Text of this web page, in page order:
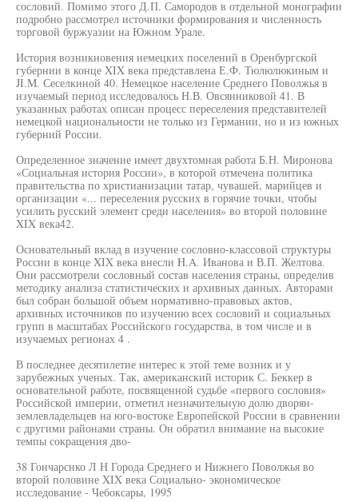
сословий. Помимо этого Д.П. Самородов в отдельной монографии
подробно рассмотрел источники формирования и численность
торговой буржуазии на Южном Урале.
История возникновения немецких поселений в Оренбургской
губернии в конце XIX века представлена Е.Ф. Тюлюлюкиным и
JI.M. Сеселкиной 40. Немецкое население Среднего Поволжья в
изучаемый период исследовалось Н.В. Овсянниковой 41. В
указанных работах описан процесс переселения представителей
немецкой национальности не только из Германии, но и из южных
губерний России.
Определенное значение имеет двухтомная работа Б.Н. Миронова
«Социальная история России», в которой отмечена политика
правительства по христианизации татар, чувашей, марийцев и
организации «... переселения русских в горячие точки, чтобы
усилить русский элемент среди населения» во второй половине
XIX века42.
Основательный вклад в изучение сословно-классовой структуры
России в конце XIX века внесли H.A. Иванова и В.П. Желтова.
Они рассмотрели сословный состав населения страны, определив
методику анализа статистических и архивных данных. Авторами
был собран большой объем нормативно-правовых актов,
архивных источников по изучению всех сословий и социальных
групп в масштабах Российского государства, в том числе и в
изучаемых регионах 4 .
В последнее десятилетие интерес к этой теме возник и у
зарубежных ученых. Так, американский историк С. Беккер в
основательной работе, посвященной судьбе «первого сословия»
Российской империи, отметил незначительную долю дворян-
землевладельцев на юго-востоке Европейской России в сравнении
с другими районами страны. Он обратил внимание на высокие
темпы сокращения дво-
38 Гончарснко Л Н Города Среднего и Нижнего Поволжья во
второй половине XIX века Социально- экономическое
исследование - Чебоксары, 1995